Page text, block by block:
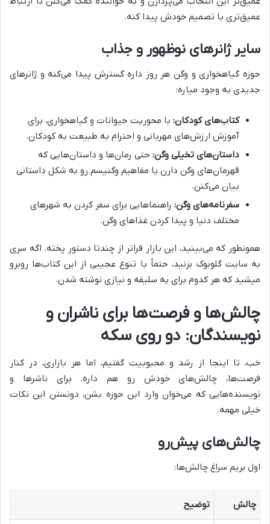
عمیق‌تری با تصمیم خودش پیدا کنه.
سایر ژانرهای نوظهور و جذاب
حوزه گیاهخواری و وگن هر روز داره گسترش پیدا می‌کنه و ژانرهای
جدیدی به وجود میاره:
کتاب‌های کودکان: با محوریت حیوانات و گیاهخواری، برای
آموزش ارزش‌های مهربانی و احترام به طبیعت به کودکان.
داستان‌های تخیلی وگن: حتی رمان‌ها و داستان‌هایی که
قهرمان‌های وگن دارن یا مفاهیم وگنیسم رو به شکل داستانی
بیان می‌کنن.
سفرنامه‌های وگن: راهنماهایی برای سفر کردن به شهرهای
مختلف دنیا و پیدا کردن غذاهای وگن.
همونطور که می‌بینید، این بازار فراتر از چندتا دستور پخته. اگه سری
به سایت گلوبوک بزنید، حتماً با تنوع عجیبی از این کتاب‌ها روبرو
میشید که هر کدوم برای یه سلیقه و نیازی نوشته شدن.
چالش‌ها و فرصت‌ها برای ناشران و
نویسندگان: دو روی سکه
خب، تا اینجا از رشد و محبوبیت گفتیم، اما هر بازاری، در کنار
فرصت‌ها، چالش‌های خودش رو هم داره. برای ناشرها و
نویسنده‌هایی که می‌خوان وارد این حوزه بشن، دونستن این نکات
خیلی مهمه.
چالش‌های پیش‌رو
اول بریم سراغ چالش‌ها:
چالش توضیح